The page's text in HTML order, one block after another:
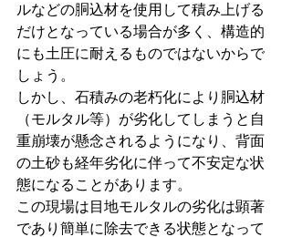
ルなどの胴込材を使用して積み上げる
だけとなっている場合が多く、構造的
にも土圧に耐えるものではないからで
しょう。
しかし、石積みの老朽化により胴込材
（モルタル等）が劣化してしまうと自
重崩壊が懸念されるようになり、背面
の土砂も経年劣化に伴って不安定な状
態になることがあります。
この現場は目地モルタルの劣化は顕著
であり簡単に除去できる状態となって